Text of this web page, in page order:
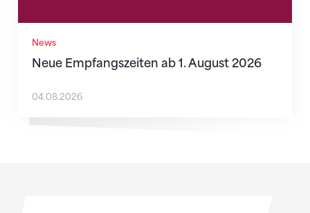
News
Neue Empfangszeiten ab 1. August 2026
04.08.2026